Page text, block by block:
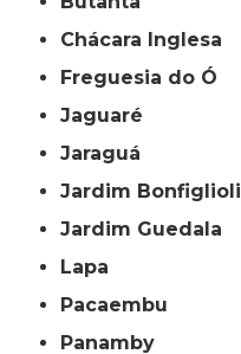
Chácara Inglesa
Freguesia do Ó
Jaguaré
Jaraguá
Jardim Bonfiglioli
Jardim Guedala
Lapa
Pacaembu
Panamby